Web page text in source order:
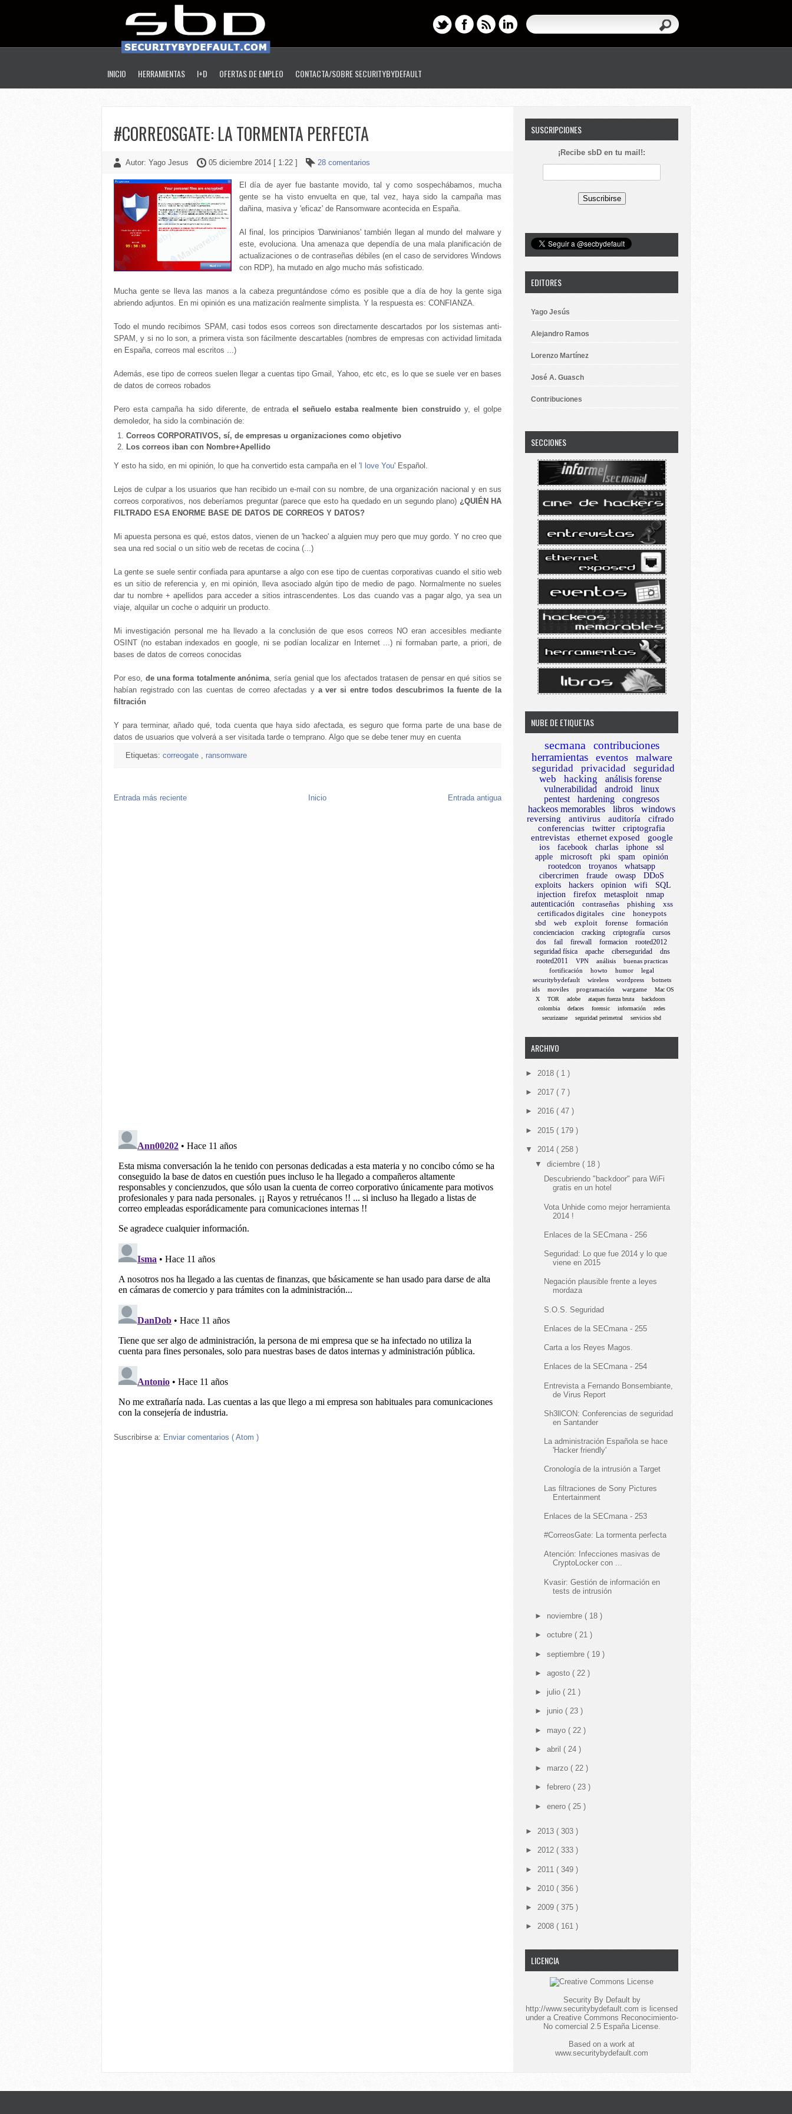
INICIO HERRAMIENTAS I+D OFERTAS DE EMPLEO CONTACTA/SOBRE SECURITYBYDEFAULT
#CORREOSGATE: LA TORMENTA PERFECTA
Autor: Yago Jesus 05 diciembre 2014 [ 1:22 ] 28 comentarios
El día de ayer fue bastante movido, tal y como sospechábamos, mucha
gente se ha visto envuelta en que, tal vez, haya sido la campaña mas
dañina, masiva y 'eficaz' de Ransomware acontecida en España.
Al final, los principios 'Darwinianos' también llegan al mundo del malware y
este, evoluciona. Una amenaza que dependía de una mala planificación de
actualizaciones o de contraseñas débiles (en el caso de servidores Windows
con RDP), ha mutado en algo mucho más sofisticado.
Mucha gente se lleva las manos a la cabeza preguntándose cómo es posible que a día de hoy la gente siga
abriendo adjuntos. En mi opinión es una matización realmente simplista. Y la respuesta es: CONFIANZA.
Todo el mundo recibimos SPAM, casi todos esos correos son directamente descartados por los sistemas anti-
SPAM, y si no lo son, a primera vista son fácilmente descartables (nombres de empresas con actividad limitada
en España, correos mal escritos ...)
Además, ese tipo de correos suelen llegar a cuentas tipo Gmail, Yahoo, etc etc, es lo que se suele ver en bases
de datos de correos robados
Pero esta campaña ha sido diferente, de entrada el señuelo estaba realmente bien construidoy, el golpe
demoledor, ha sido la combinación de:
Correos CORPORATIVOS, sí, de empresas u organizaciones como objetivo
Los correos iban con Nombre+Apellido
Y esto ha sido, en mi opinión, lo que ha convertido esta campaña en el ' I love You' Español.
Lejos de culpar a los usuarios que han recibido un e-mail con su nombre, de una organización nacional y en sus
correos corporativos, nos deberíamos preguntar (parece que esto ha quedado en un segundo plano) ¿QUIÉN HA
FILTRADO ESA ENORME BASE DE DATOS DE CORREOS Y DATOS?
Mi apuesta persona es qué, estos datos, vienen de un 'hackeo' a alguien muy pero que muy gordo. Y no creo que
sea una red social o un sitio web de recetas de cocina (...)
La gente se suele sentir confiada para apuntarse a algo con ese tipo de cuentas corporativas cuando el sitio web
es un sitio de referencia y, en mi opinión, lleva asociado algún tipo de medio de pago. Normalmente no sueles
dar tu nombre + apellidos para acceder a sitios intrascendentes. Los das cuando vas a pagar algo, ya sea un
viaje, alquilar un coche o adquirir un producto.
Mi investigación personal me ha llevado a la conclusión de que esos correos NO eran accesibles mediante
OSINT (no estaban indexados en google, ni se podían localizar en Internet ...) ni formaban parte, a priori, de
bases de datos de correos conocidas
Por eso, de una forma totalmente anónima, sería genial que los afectados tratasen de pensar en qué sitios se
habían registrado con las cuentas de correo afectadas y a ver si entre todos descubrimos la fuente de la
filtración
Y para terminar, añado qué, toda cuenta que haya sido afectada, es seguro que forma parte de una base de
datos de usuarios que volverá a ser visitada tarde o temprano. Algo que se debe tener muy en cuenta
Etiquetas: correogate , ransomware
Entrada más reciente Entrada antigua
Inicio
Suscribirse a: Enviar comentarios ( Atom )
SUSCRIPCIONES
¡Recibe sbD en tu mail!:
EDITORES
Yago Jesús
Alejandro Ramos
Lorenzo Martínez
José A. Guasch
Contribuciones
SECCIONES
NUBE DE ETIQUETAS
secmana
contribuciones
herramientas
eventos malware
seguridad privacidad
seguridad
web
hacking
análisis forense
vulnerabilidad
android
linux
pentest
hardening
congresos
hackeos memorables
libros windows
reversing antivirus auditoría
cifrado
conferencias
twitter
criptografia
entrevistas
ethernet exposed
google
ios
facebook charlas iphone
ssl
apple
microsoft pki spam
opinión
rootedcon
troyanos
whatsapp
cibercrimen
fraude owasp
DDoS
exploits
hackers opinion wifi
SQL
injection
firefox metasploit
nmap
autenticación
contraseñas phishing
xss
certificados digitales
cine
honeypots
sbd
web exploit forense formación
concienciacion cracking criptografía
cursos
dos
fail firewall formacion
rooted2012
seguridad física
apache ciberseguridad
dns
rooted2011
VPN análisis
buenas practicas
fortificación
howto humor
legal
securitybydefault
wireless wordpress
botnets
ids
moviles programación wargame
Mac OS
X
TOR adobe ataques fuerza bruta
backdoors
colombia
defaces forensic información
redes
securizame
seguridad perimetral servicios sbd
ARCHIVO
► 2018 ( 1 )
► 2017 ( 7 )
► 2016 ( 47 )
► 2015 ( 179 )
▼ 2014 ( 258 )
▼ diciembre ( 18 )
Descubriendo "backdoor" para WiFi
gratis en un hotel
Vota Unhide como mejor herramienta
2014 !
Enlaces de la SECmana - 256
Seguridad: Lo que fue 2014 y lo que
viene en 2015
Negación plausible frente a leyes
mordaza
S.O.S. Seguridad
Enlaces de la SECmana - 255
Carta a los Reyes Magos.
Enlaces de la SECmana - 254
Entrevista a Fernando Bonsembiante,
de Virus Report
Sh3llCON: Conferencias de seguridad
en Santander
La administración Española se hace
'Hacker friendly'
Cronología de la intrusión a Target
Las filtraciones de Sony Pictures
Entertainment
Enlaces de la SECmana - 253
#CorreosGate: La tormenta perfecta
Atención: Infecciones masivas de
CryptoLocker con ...
Kvasir: Gestión de información en
tests de intrusión
► noviembre ( 18 )
► octubre ( 21 )
► septiembre ( 19 )
► agosto ( 22 )
► julio ( 21 )
► junio ( 23 )
► mayo ( 22 )
► abril ( 24 )
► marzo ( 22 )
► febrero ( 23 )
► enero ( 25 )
► 2013 ( 303 )
► 2012 ( 333 )
► 2011 ( 349 )
► 2010 ( 356 )
► 2009 ( 375 )
► 2008 ( 161 )
LICENCIA
Security By Defaultby
http://www.securitybydefault.com is licensed
under a Creative Commons Reconocimiento-
No comercial 2.5 España License.
Based on a work at
www.securitybydefault.com